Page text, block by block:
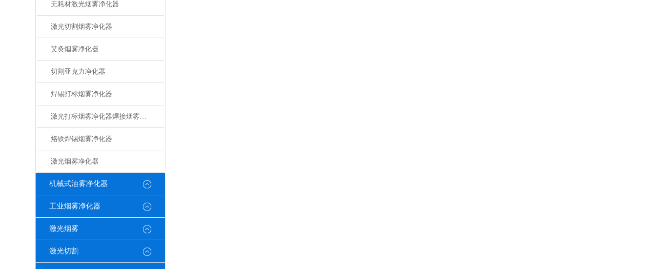
无耗材激光烟雾净化器
激光切割烟雾净化器
艾灸烟雾净化器
切割亚克力净化器
焊锡打标烟雾净化器
激光打标烟雾净化器焊接烟雾净化器
烙铁焊锡烟雾净化器
激光烟雾净化器
机械式油雾净化器
工业烟雾净化器
激光烟雾
激光切割